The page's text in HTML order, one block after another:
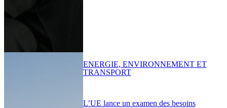
L’UE lance un examen des besoins
ENERGIE, ENVIRONNEMENT ET
TRANSPORT